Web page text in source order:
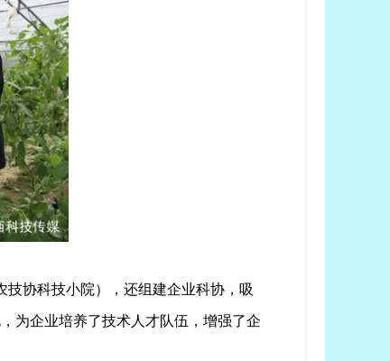
协科技小院），还组建企业科协，吸
为企业培养了技术人才队伍，增强了企